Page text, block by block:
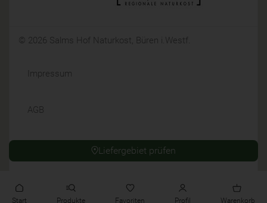
Liefergebiet prüfen
Start Produkte Favoriten Profil Warenkorb
© 2026 Salms Hof Naturkost, Büren i.Westf.
Impressum
AGB
Widerrufsrecht